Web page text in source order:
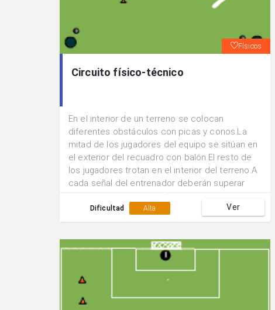
Físicos
Circuito físico-técnico
En el interior de un terreno se colocan
diferentes obstáculos con picas y conos.La
mitad de los jugadores del equipo se sitúan en
el exterior del recuadro con balón.El resto de
los jugadores trotan en el interior del terreno.A
cada señal del entrenador deberán superar
uno de los obstáculos (saltos, slalom, zig-zag,
giros...)y realizar una devolución a un toque a
algún jugador exterior.
Dificultad Alta Ver